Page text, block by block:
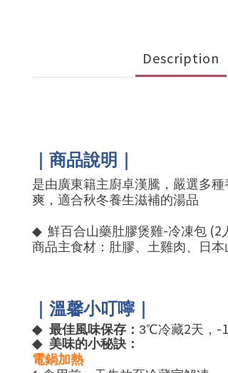
Description
｜商品說明｜
是由廣東籍主廚卓漢騰，嚴選多
爽，適合秋冬養生滋補的湯品
◆ 鮮百合山藥肚膠煲雞-冷凍包 (2
商品主食材：肚膠、土雞肉、日
｜溫馨小叮嚀｜
◆ 最佳風味保存： 3℃冷藏2天， -
◆ 美味的小秘訣：
電鍋加熱